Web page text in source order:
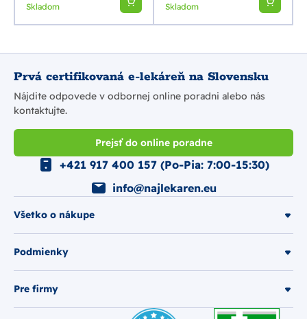
Skladom
Skladom
Prvá certifikovaná e-lekáreň na Slovensku
Nájdite odpovede v odbornej online poradni alebo nás
kontaktujte.
Prejsť do online poradne
Všetko o nákupe
Podmienky
Pre firmy
+421 917 400 157 (Po-Pia: 7:00-15:30)
info@najlekaren.eu